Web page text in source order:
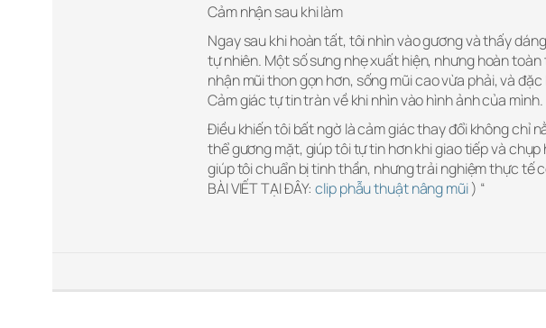
Cảm nhận sau khi làm
Ngay sau khi hoàn tất, tôi nhìn vào gương và thấy
tự nhiên. Một số sưng nhẹ xuất hiện, nhưng hoàn
nhận mũi thon gọn hơn, sống mũi cao vừa phải, và
Cảm giác tự tin tràn về khi nhìn vào hình ảnh của mình.
Điều khiến tôi bất ngờ là cảm giác thay đổi không chỉ
thể gương mặt, giúp tôi tự tin hơn khi giao tiếp và
giúp tôi chuẩn bị tinh thần, nhưng trải nghiệm thực tế
BÀI VIẾT TẠI ĐÂY:clip phẫu thuật nâng mũi) “